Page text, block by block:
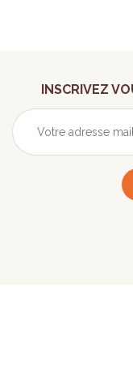
INSCRIVEZ